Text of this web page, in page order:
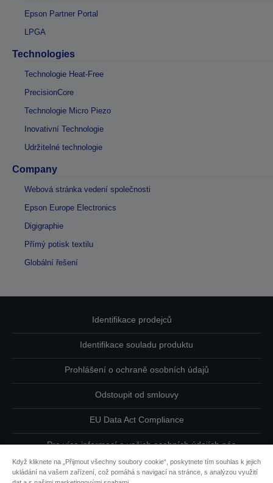
Epson Partner Portal
LPGA
Technologies
Technologie Heat-Free
PrecisionCore
Technologie Micro Piezo
Inovativní Technologie
Udržitelné technologie
Company
Webová stránka vedení společnosti
Epson Europe Electronics
Digigraphie
Přímý potisk textilu
Globální řešení
Identifikace prodejců
Identifikace souladu produktu
Prohlášení o ochraně osobních údajů
Odstoupit od smlouvy
EU Data Act Compliance
Pro více informací o vašich osobních údajích nás
Když kliknete na „Přijmout všechny soubory cookie“, poskytnete tím souhlas k jejich
ukládání na vašem zařízení, což pomáhá s navigací na stránce, s analýzou využití